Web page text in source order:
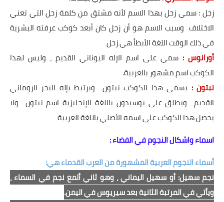
زحل : سمي زحل بهذا الاسم لأنه مشتق من كلمة زحل التي تعني
الاختلاف وسبب الاسم هو أن زحل كان أبعد كوكب عرفته البشرية
في ذلك الوقت اللغة الأبطأ هي زحل
أورانوس : سمي على اسم الإله اليوناني القديم ، وليس لهذا
الكوكب اسم مشهور بالعربية.
نبتون : يسمى هذا الكوكب نبتون ويرتبط بإله البحر الروماني
القديم ويطلق على بوسيدون باللغة الإنجليزية اسم نبتون ولا
يحصل هذا الكوكب على اسمه الأصلي باللغة العربية
اسماء واشكال النجوم في الفضاء :
أسماء النجوم العربية المشهورة من العرب القدماء هي:
نجم سهيل: أو سهيل اليماني ، وهو ثاني ألمع نجم في السماء ،
ويأتي في المرتبة الثانية بعد سيريوس في اليمن.